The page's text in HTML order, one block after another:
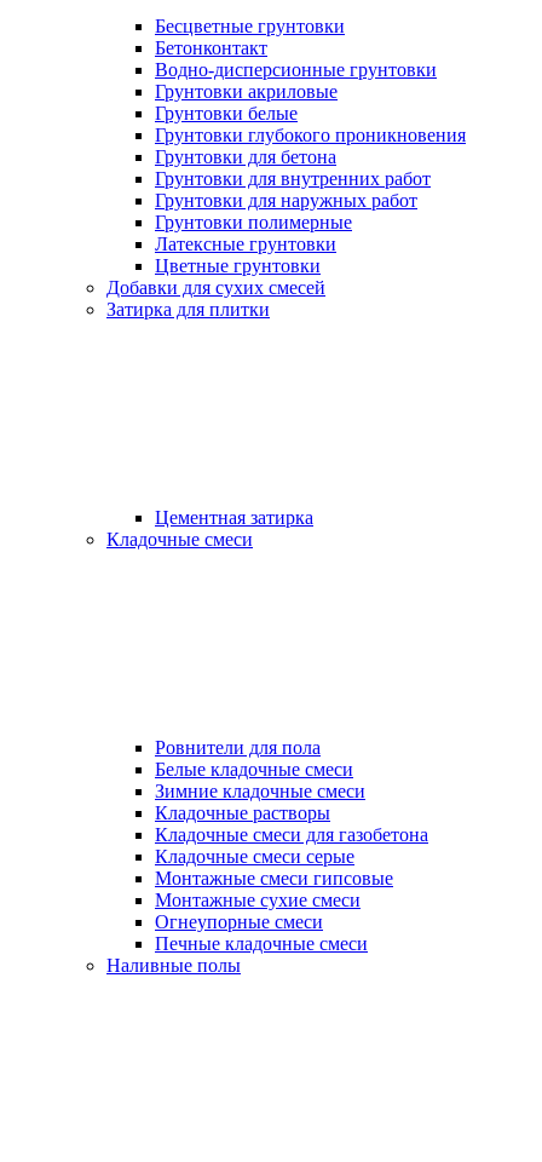
Бесцветные грунтовки
Бетонконтакт
Водно-дисперсионные грунтовки
Грунтовки акриловые
Грунтовки белые
Грунтовки глубокого проникновения
Грунтовки для бетона
Грунтовки для внутренних работ
Грунтовки для наружных работ
Грунтовки полимерные
Латексные грунтовки
Цветные грунтовки
Добавки для сухих смесей
Затирка для плитки
Цементная затирка
Кладочные смеси
Ровнители для пола
Белые кладочные смеси
Зимние кладочные смеси
Кладочные растворы
Кладочные смеси для газобетона
Кладочные смеси серые
Монтажные смеси гипсовые
Монтажные сухие смеси
Огнеупорные смеси
Печные кладочные смеси
Наливные полы